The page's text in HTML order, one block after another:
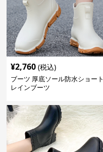
¥2,760 (税込)
ブーツ 厚底ソール防水ショート
レインブーツ